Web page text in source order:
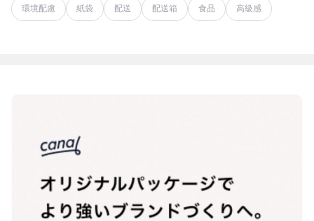
環境配慮 紙袋 配送 配送箱 食品 高級感